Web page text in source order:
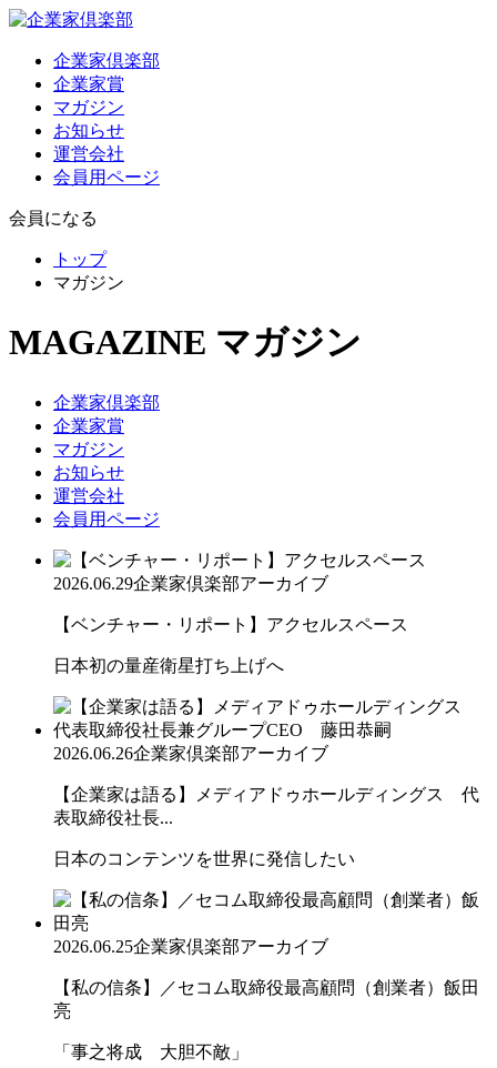
企業家倶楽部
企業家賞
マガジン
お知らせ
運営会社
会員用ページ
会員になる
トップ
マガジン
MAGAZINE マガジン
企業家倶楽部
企業家賞
マガジン
お知らせ
運営会社
会員用ページ
2026.06.29企業家倶楽部アーカイブ
【ベンチャー・リポート】アクセルスペース
日本初の量産衛星打ち上げへ
2026.06.26企業家倶楽部アーカイブ
【企業家は語る】メディアドゥホールディングス 代
表取締役社長...
日本のコンテンツを世界に発信したい
2026.06.25企業家倶楽部アーカイブ
【私の信条】／セコム取締役最高顧問（創業者）飯田
亮
「事之将成 大胆不敵」